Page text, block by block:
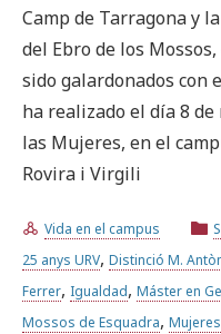
Prueba la
Suscríbete a los boletines
ESPAÑOL
Camp de Tarragona y
del Ebro de los
sido galardonados con
ha realizado el día 8
las Mujeres, en el
Rovira i Virgili
Vida en el campus
25 anys URV, Distinció M.
Ferrer, Igualdad, Máster en
Mossos de Esquadra, Mujeres